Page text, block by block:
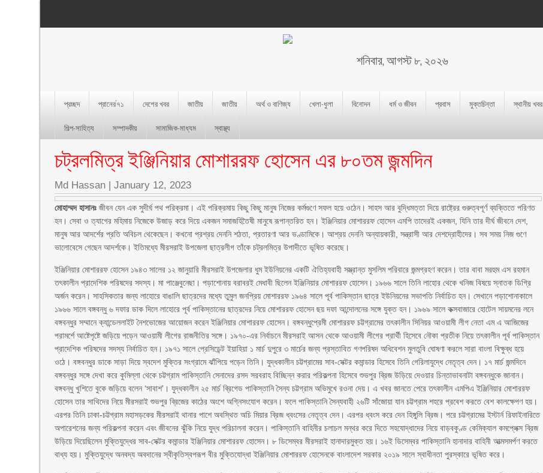
শনিবার, আগস্ট ৮, ২০২৬
প্রচ্ছদ প্রানের’৭১ দেশের খবর জাতীয় জাতীয় অর্থ ও বাণিজ্য খেলা-ধুলা বিনোদন ধর্ম ও জীবন প্রবাস মুক্তচিন্তা স্থানীয় খবর
শিল্প-সাহিত্য
সম্পাদকীয় সামাজিক-মাধ্যম স্বাস্থ্য
চট্রলমিত্র ইঞ্জিনিয়ার মোশাররফ হোসেন এর ৮০তম জন্মদিন
Md Hassan |January 12, 2023
মোহাম্মদ হাসানঃজীবন যেন এক সুদীর্ঘ পথ পরিক্রমা। এই পরিক্রমায় কিছু কিছু মানুষ নিজের কর্মগুণে সফল হয়ে ওঠেন। সাহস আর বুদ্ধিমত্তা দিয়ে রাষ্ট্রের গুরুত্বপূর্ণ ব্যক্তিতে পরিণত
হন। সেবা ও ত্যাগের মহিমায় নিজেকে উজাড় করে দিয়ে একজন সমাজহিতৈষী মানুষে রূপান্তরিত হন। ইঞ্জিনিয়ার মোশাররফ হোসেন এমপি তাদেরই একজন, যিনি তার দীর্ঘ জীবনে দেশ,
মানুষ আর আদর্শের প্রতি অবিচল থেকেছেন। কখনো প্রশ্রয় দেননি শঠতা, প্রতারণা আর ভণ্ডামিকে। আশ্রয় দেননি অন্যায়কারী, সন্ত্রাসী আর দেশদ্রোহীদের। সব সময় নিজ গুণে
ভালোবেসে গেছেন আদর্শকে। ইতিমধ্যে মীরসরাই উপজেলা ছাত্রলীগ তাঁকে চট্রলমিত্র উপাদীতে ভূষিত করেছে।
ইঞ্জিনিয়ার মোশাররফ হোসেন ১৯৪৩ সালের ১২ জানুয়ারি মীরসরাই উপজেলার ধুম ইউনিয়নের একটি ঐতিহ্যবাহী সম্ভ্রান্ত মুসলিম পরিবারে জন্মগ্রহণ করেন। তার বাবা মরহুম এস রহমান
তৎকালীন প্রাদেশিক পরিষদের সদস্য। মা পাঞ্জেবুনেছা। পড়াশোনায় বরাবরই মেধাবী ছিলেন ইঞ্জিনিয়ার মোশাররফ হোসেন। ১৯৬৬ সালে তিনি লাহোর থেকে খনিজ বিষয়ে স্নাতক ডিগ্রি
অর্জন করেন। সাহসিকতার জন্য লাহোরে বাঙালি ছাত্রদের মধ্যে তুমুল জনপ্রিয় মোশাররফ ১৯৬৪ সালে পূর্ব পাকিস্তান ছাত্র ইউনিয়নের সভাপতি নির্বাচিত হন। সেখানে পড়াশোনাকালে
১৯৬৬ সালে বঙ্গবন্ধু ৬ দফার ডাক দিলে লাহোরে পূর্ব পাকিস্তানের ছাত্রদের নিয়ে মোশাররফ হোসেন ছয় দফা আন্দোলনের সঙ্গে যুক্ত হন। ১৯৬৯ সালে কক্সবাজারে হোটেল সায়মনের লনে
বঙ্গবন্ধুর সম্মানে ক্যান্ডেললাইট নৈশভোজের আয়োজন করেন ইঞ্জিনিয়ার মোশাররফ হোসেন। বঙ্গবন্ধুপ্রেমী মোশাররফ চট্টগ্রামের তৎকালীন সিনিয়র আওয়ামী লীগ নেতা এম এ আজিজের
পরামর্শে আষ্টেপৃষ্টে জড়িয়ে পড়েন আওয়ামী লীগের রাজনীতির সঙ্গে। ১৯৭০-এর নির্বাচনে মীরসরাই আসন থেকে আওয়ামী লীগের প্রার্থী হিসেবে নৌকা প্রতীক নিয়ে তৎকালীন পূর্ব পাকিস্তান
প্রাদেশিক পরিষদের সদস্য নির্বাচিত হন। ১৯৭১ সালে প্রেসিডেন্ট ইয়াহিয়া ১ মার্চ দুপুরে ৩ মার্চের জন্য প্রস্তাবিত গণপরিষদ অধিবেশন মুলতুবি ঘোষণা করলে সারা বাংলা বিক্ষুব্ধ হয়ে
ওঠে। বঙ্গবন্ধুর ডাকে সাড়া দিয়ে স্বদেশ মুক্তির সংগ্রামে ঝাঁপিয়ে পড়েন তিনি। যুদ্ধকালীন চট্টগ্রামের সাব-সেক্টর কমান্ডার হিসেবে তিনি গেরিলাযুদ্ধে নেতৃত্ব দেন। ১৭ মার্চ জন্মদিনে
বঙ্গবন্ধুর সঙ্গে দেখা করে কুমিল্লা থেকে চট্টগ্রাম পাকিস্তানি সেনাদের রসদ সরবরাহ বিচ্ছিন্ন করার পরিকল্পনা হিসেবে শুভপুর ব্রিজ উড়িয়ে দেওয়ার চিন্তাভাবনাটা বঙ্গবন্ধুকে জানান।
বঙ্গবন্ধু খুশিতে বুকে জড়িয়ে বলেন ‘সাবাশ’। যুদ্ধকালীন ২৫ মার্চ ব্রিগেড পাকিস্তানি সৈন্য চট্টগ্রাম অভিমুখে রওনা দেয়। এ খবর জানতে পেরে তৎকালীন এমপিএ ইঞ্জিনিয়ার মোশাররফ
হোসেন তার সাথিদের নিয়ে মীরসরাই শুভপুর ব্রিজের কাঠের অংশে অগ্নিসংযোগ করেন। ফলে পাকিস্তানি সৈন্যবাহী ২৬টি সাঁজোয়া যান চট্টগ্রাম শহরে প্রবেশ করতে বেশ কালক্ষেপণ হয়।
এরপর তিনি ঢাকা-চট্টগ্রাম মহাসড়কের মীরসরাই থানার পাশে অবস্থিত অচি মিয়ার ব্রিজ ধ্বংসের নেতৃত্ব দেন। এরপর ধ্বংস করে দেন হিঙ্গুলি ব্রিজ। পরে চট্টগ্রামের ইস্টার্ন রিফাইনারিতে
অপারেশনের জন্য পরিকল্পনা করেন এবং জীবনের ঝুঁকি নিয়ে যুদ্ধ পরিচালনা করেন। পাকিস্তানি বাহিনীর চলাচল মন্থর করে দিতে সহযোদ্ধাদের নিয়ে বাড়বকুণ্ড কেমিক্যাল কমপ্লেক্স ব্রিজ
উড়িয়ে দিয়েছিলেন মুক্তিযুদ্ধের সাব-সেক্টর কমান্ডার ইঞ্জিনিয়ার মোশাররফ হোসেন। ৮ ডিসেম্বর মীরসরাই হানাদারমুক্ত হয়। ১৬ই ডিসেম্বর পাকিস্তানি হানাদার বাহিনী আত্মসমর্পণ করতে
বাধ্য হয়। মুক্তিযুদ্ধে অনবদ্য অবদানের স্বীকৃতিস্বপরূপ বীর মুক্তিযোদ্ধা ইঞ্জিনিয়ার মোশাররফ হোসেনকে বাংলাদেশ সরকার ২০১৯ সালে স্বাধীনতা পুরস্কারে ভূষিত করে।